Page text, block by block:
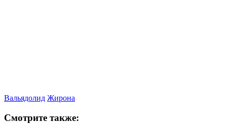
Вальядолид Жирона
Смотрите также: